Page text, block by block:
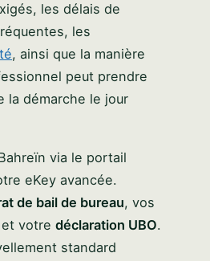
les délais de
les
, ainsi que la manière
peut prendre
la démarche le jour
via le portail
eKey avancée.
de bail de bureau, vos
et votre déclaration UBO.
standard